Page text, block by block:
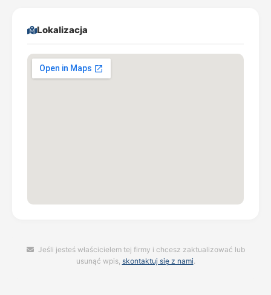
Lokalizacja
Jeśli jesteś właścicielem tej firmy i chcesz zaktualizować lub
usunąć wpis, skontaktuj się z nami.